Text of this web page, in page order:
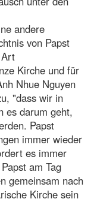
andere
von Papst
Kirche und für
Nhue Nguyen
"dass wir in
es darum geht,
Papst
immer wieder
es immer
am Tag
gemeinsam nach
Kirche sein